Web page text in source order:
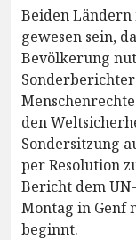
Beiden
gewesen sein,
Bevölkerung
den
Sondersitzung
per Resolution
Bericht dem
Montag in Genf
beginnt.